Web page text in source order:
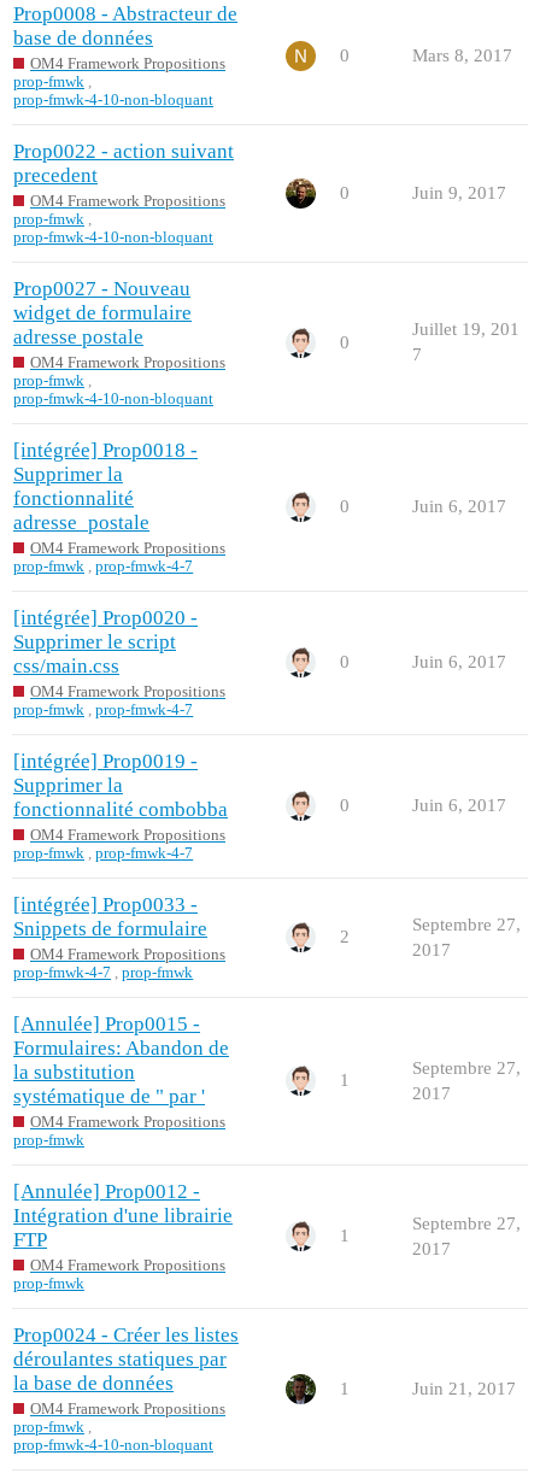
Prop0008 - Abstracteur de
base de données
OM4 Framework Propositions
prop-fmwk ,
prop-fmwk-4-10-non-bloquant
0 Mars 8, 2017
Prop0022 - action suivant
precedent
OM4 Framework Propositions
prop-fmwk ,
prop-fmwk-4-10-non-bloquant
0 Juin 9, 2017
Prop0027 - Nouveau
widget de formulaire
adresse postale
OM4 Framework Propositions
prop-fmwk ,
prop-fmwk-4-10-non-bloquant
0
Juillet 19, 201
7
[intégrée] Prop0018 -
Supprimer la
fonctionnalité
adresse_postale
OM4 Framework Propositions
prop-fmwk ,prop-fmwk-4-7
0 Juin 6, 2017
[intégrée] Prop0020 -
Supprimer le script
css/main.css
OM4 Framework Propositions
prop-fmwk ,prop-fmwk-4-7
0 Juin 6, 2017
[intégrée] Prop0019 -
Supprimer la
fonctionnalité combobba
OM4 Framework Propositions
prop-fmwk ,prop-fmwk-4-7
0 Juin 6, 2017
[intégrée] Prop0033 -
Snippets de formulaire
OM4 Framework Propositions
prop-fmwk-4-7 ,prop-fmwk
2
Septembre 27,
2017
[Annulée] Prop0015 -
Formulaires: Abandon de
la substitution
systématique de " par '
OM4 Framework Propositions
prop-fmwk
1
Septembre 27,
2017
[Annulée] Prop0012 -
Intégration d'une librairie
FTP
OM4 Framework Propositions
prop-fmwk
1
Septembre 27,
2017
Prop0024 - Créer les listes
déroulantes statiques par
la base de données
OM4 Framework Propositions
prop-fmwk ,
prop-fmwk-4-10-non-bloquant
1 Juin 21, 2017